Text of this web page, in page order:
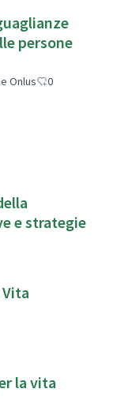
persone
Onlus 0
e strategie
la vita